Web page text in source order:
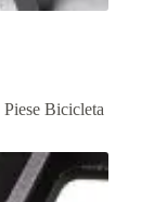
Piese Bicicleta